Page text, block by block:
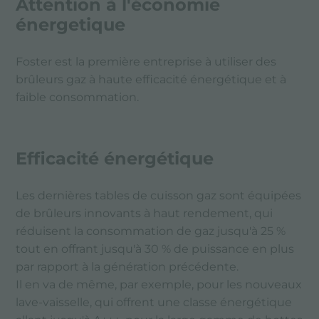
SUSTAINABILITY
Attention à l'économie
énergetique
Foster est la première entreprise à utiliser des
brûleurs gaz à haute efficacité énergétique et à
faible consommation.
Efficacité énergétique
Les dernières tables de cuisson gaz sont équipées
de brûleurs innovants à haut rendement, qui
réduisent la consommation de gaz jusqu'à 25 %
tout en offrant jusqu'à 30 % de puissance en plus
par rapport à la génération précédente.
Il en va de même, par exemple, pour les nouveaux
lave-vaisselle, qui offrent une classe énergétique